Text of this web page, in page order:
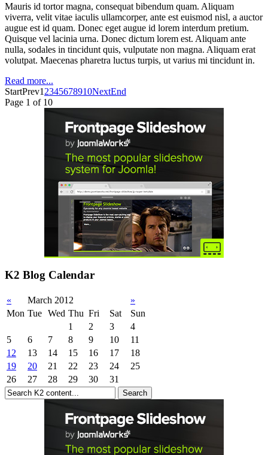
Mauris id tortor magna, consequat bibendum quam. Aliquam
viverra, velit vitae iaculis ullamcorper, ante est euismod nisl, a auctor
augue est id quam. Donec eget augue id lorem interdum pretium.
Quisque vel lacinia urna. Donec dictum lorem est. Aliquam ante
nulla, sodales in tincidunt quis, vulputate non magna. Aliquam erat
volutpat. Maecenas pharetra luctus turpis, ut varius mi tincidunt in.
Read more...
StartPrev1 2345678910NextEnd
Page 1 of 10
K2 Blog Calendar
« March 2012
»
Mon Tue Wed Thu Fri Sat
Sun
1
2 3
4
5
6 7 8 9 10
11
12
13 14 15 16 17
18
19
20 21 22 23 24
25
26
27 28 29 30 31